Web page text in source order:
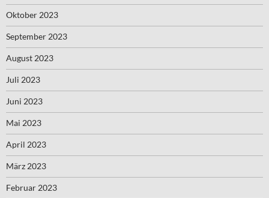
Oktober 2023
September 2023
August 2023
Juli 2023
Juni 2023
Mai 2023
April 2023
März 2023
Februar 2023